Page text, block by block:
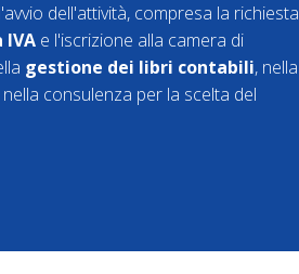
dell'attività, compresa la richiesta
e l'iscrizione alla camera di
gestione dei libri contabili, nella
consulenza per la scelta del